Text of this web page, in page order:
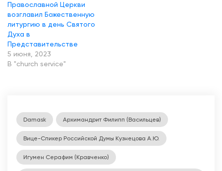
Православной Церкви
возглавил Божественную
литургию в день Святого
Духа в
Представительстве
5 июня, 2023
В "church service"
Damask Архимандрит Филипп (Васильцев)
Вице-Спикер Российской Думы Кузнецова А.Ю.
Игумен Серафим (Кравченко)